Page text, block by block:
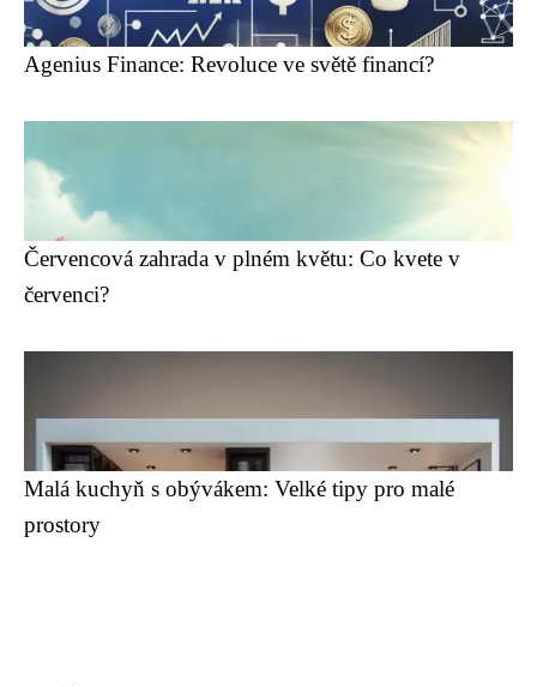
Agenius Finance: Revoluce ve světě financí?
Červencová zahrada v plném květu: Co kvete v
červenci?
Malá kuchyň s obývákem: Velké tipy pro malé
prostory